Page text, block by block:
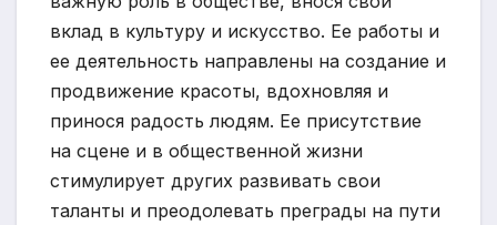
вклад в культуру и искусство. Ее работы и
ее деятельность направлены на создание и
продвижение красоты, вдохновляя и
принося радость людям. Ее присутствие
на сцене и в общественной жизни
стимулирует других развивать свои
таланты и преодолевать преграды на пути